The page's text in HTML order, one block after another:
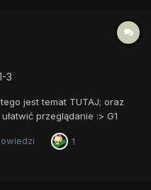
3
jest temat TUTAJ; oraz
przeglądanie :> G1
1